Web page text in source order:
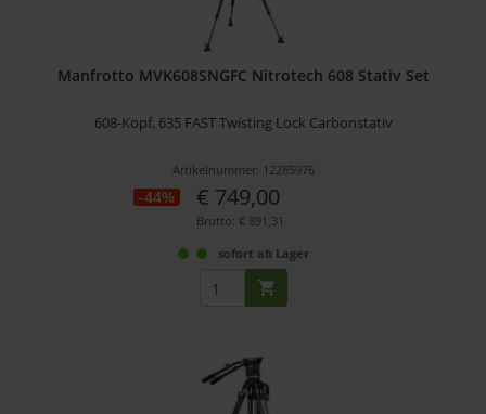
Manfrotto MVK608SNGFC Nitrotech 608 Stativ Set
608-Kopf, 635 FAST Twisting Lock Carbonstativ
Artikelnummer: 12285976
-44% € 749,00
Brutto: € 891,31
sofort ab Lager